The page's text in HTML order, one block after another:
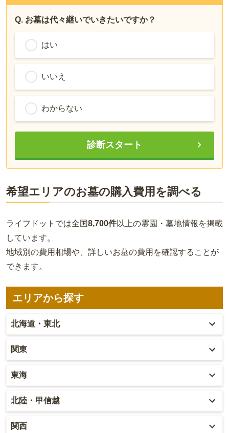
Q. お墓は代々継いでいきたいですか？
はい
いいえ
わからない
診断スタート
希望エリアのお墓の購入費用を調べる
ライフドットでは全国8,700件以上の霊園・墓地情報を掲載
しています。
地域別の費用相場や、詳しいお墓の費用を確認することが
できます。
エリアから探す
北海道・東北
北海道
青森
岩手
関東
東京
神奈川
東海
愛知
岐阜
北陸・甲信越
富山
関西